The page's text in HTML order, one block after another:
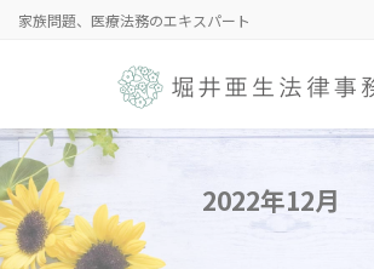
へ
ス
キ
ッ
プ
ョ
ン
に
移
動
家族問題、医療法務のエキスパート
2022年12月